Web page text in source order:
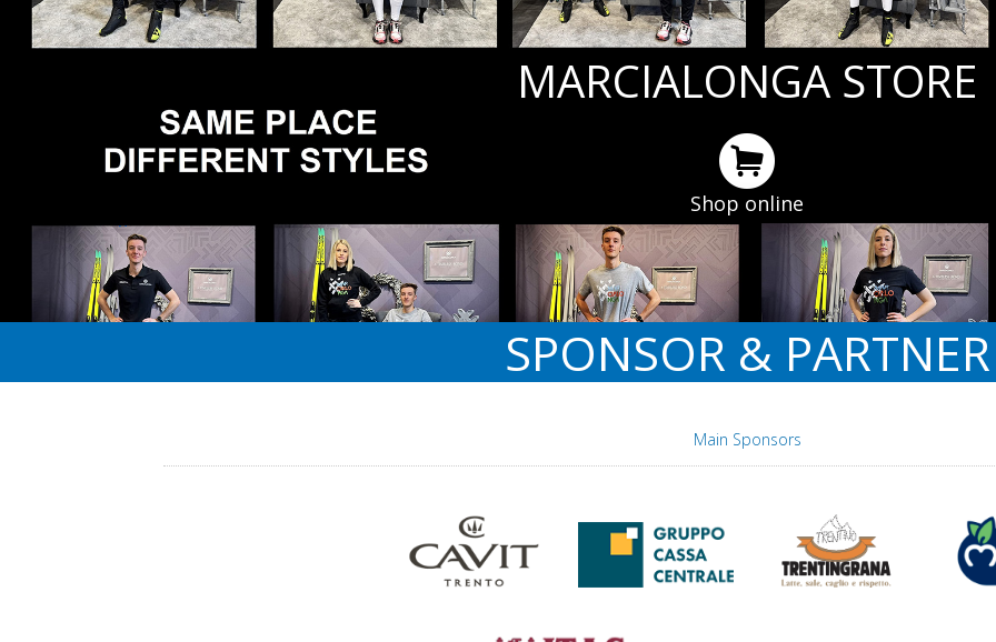
MARCIALONGA STORE
Shop online
SPONSOR & PARTNER
Main Sponsors